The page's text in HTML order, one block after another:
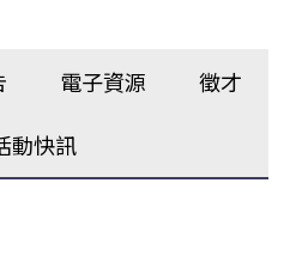
電子資源 徵才
動快訊